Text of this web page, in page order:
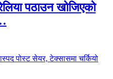
पठाउन खोजिएको